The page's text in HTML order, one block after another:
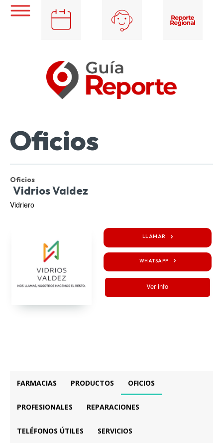
Oficios
Oficios
Vidrios Valdez
Vidriero
LLAMAR
WHATSAPP
Ver info
FARMACIAS PRODUCTOS OFICIOS
PROFESIONALES REPARACIONES
TELÉFONOS ÚTILES SERVICIOS